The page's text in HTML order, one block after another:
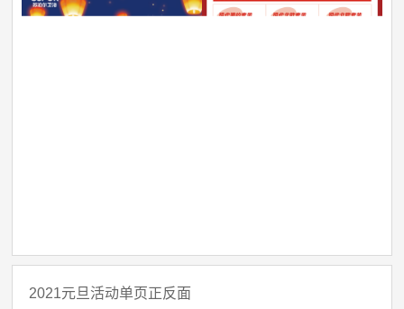
2021元旦活动单页正反面